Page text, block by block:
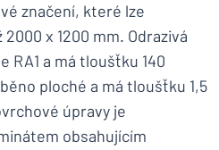
značení, které lze
x 1200 mm. Odrazivá
RA1 a má tloušťku 140
ploché a má tloušťku 1,5
úpravy je
obsahujícím